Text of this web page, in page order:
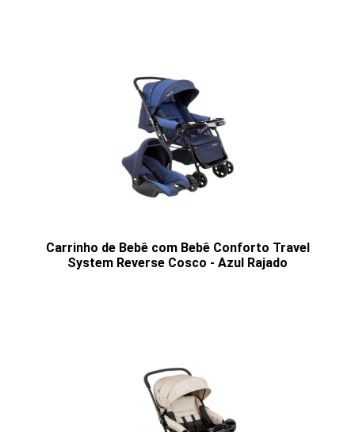
Carrinho de Bebê com Bebê Conforto Travel
System Reverse Cosco - Azul Rajado